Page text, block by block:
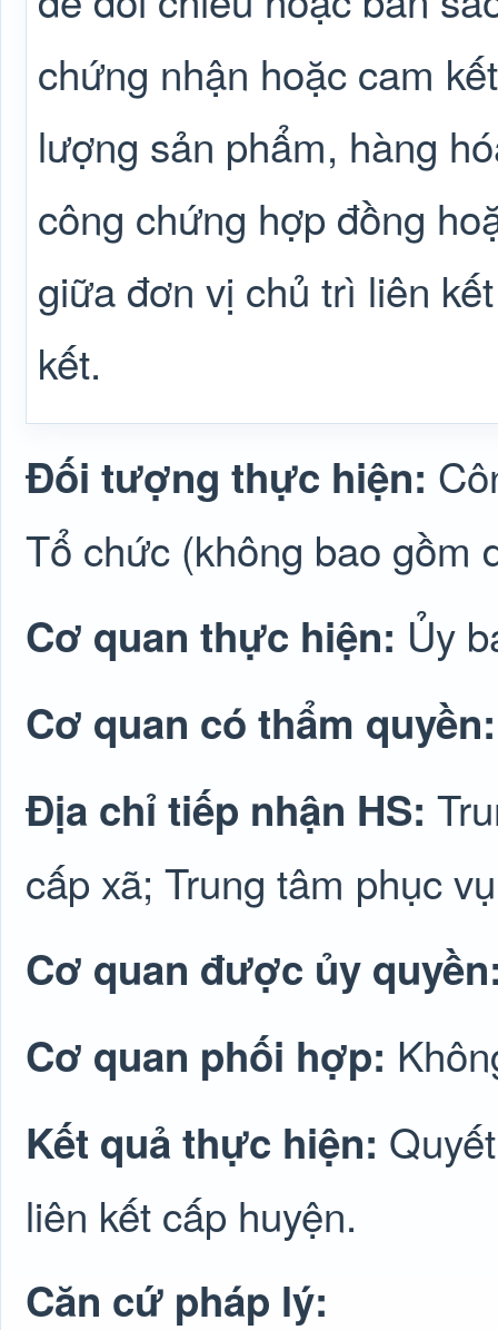
chứng nhận hoặc cam
lượng sản phẩm, hàng
công chứng hợp đồng
giữa đơn vị chủ trì liên
kết.
Đối tượng thực hiện:
Tổ chức (không bao gồm
Cơ quan thực hiện: Ủy
Cơ quan có thẩm
Địa chỉ tiếp nhận HS:
cấp xã; Trung tâm phục
Cơ quan được ủy
Cơ quan phối hợp:
Kết quả thực hiện:
liên kết cấp huyện.
Căn cứ pháp lý: